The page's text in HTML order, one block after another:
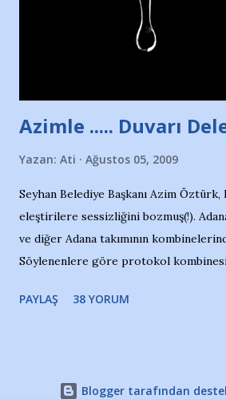
kızından biri oluyor o gün…Giriyor
Adana Nesrin, 16 yaşında. Yüzüyor. 7
Türkiye 3.lüğü var. 17 yaşında mar...
Azimle ..... Duvarı
Yazan: Ati Ağustos 05, 2009
Seyhan Belediye Başkanı Azim Öztürk,
eleştirilere sessizliğini bozmuş(!).
ve diğer Adana takımının
Söylenenlere göre protokol kombinesi
ki kombineyi Bekir Başkan'dan
Takımıma maddi gelir oldu diye
PAYLAŞ 38 YORUM
Blogger tarafından